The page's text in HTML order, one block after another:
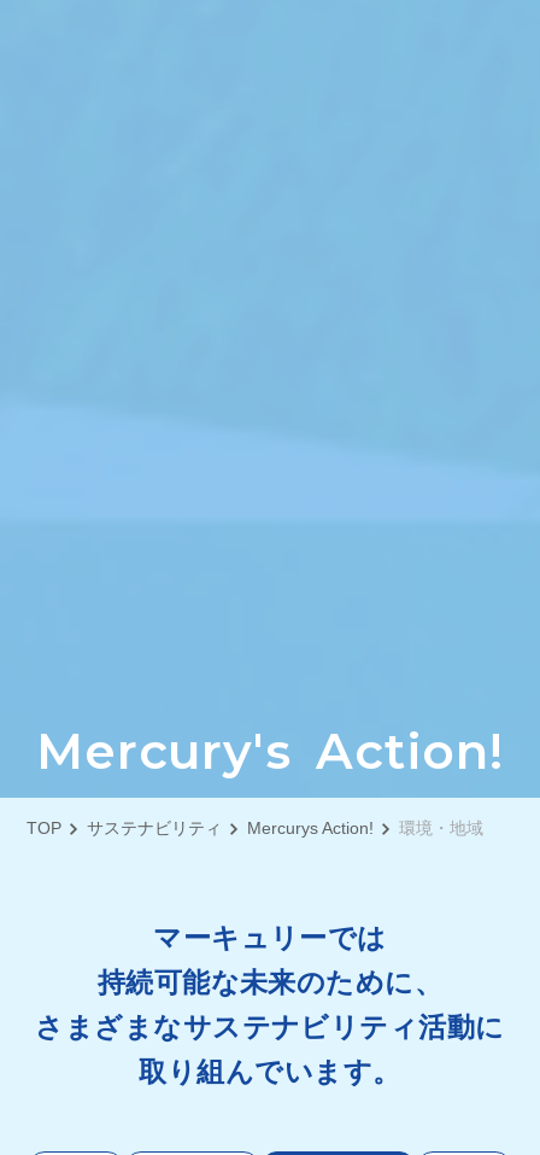
Mercury's Action!
TOP サステナビリティ Mercurys Action! 環境・地域
マーキュリーでは
持続可能な未来のために、
さまざまなサステナビリティ活動に
取り組んでいます。